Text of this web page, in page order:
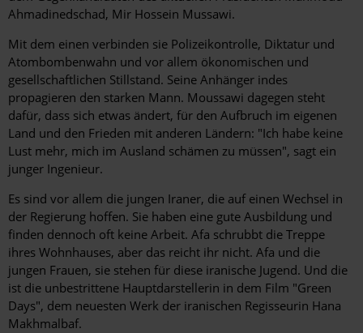
Ahmadinedschad, Mir Hossein Mussawi.
Mit dem einen verbinden sie Polizeikontrolle, Diktatur und
Atombombenwahn und vor allem ökonomischen und
gesellschaftlichen Stillstand. Seine Anhänger indes
propagieren den starken Mann. Moussawi dagegen steht
dafür, dass sich etwas ändert, für den Aufbruch im eigenen
Land und den Frieden mit anderen Ländern: "Ich habe keine
Lust mehr, mich im Ausland schämen zu müssen", sagt ein
junger Ingenieur.
Es sind vor allem die jungen Iraner, die auf einen Wechsel in
der Regierung hoffen. Sie haben eine gute Ausbildung und
finden dennoch oft keine Arbeit. Afa schrubbt die Treppe
ihres Wohnhauses, aber das reicht ihr nicht. Afa und die
jungen Frauen, sie stehen für diese iranische Jugend. Und die
ist die unbestrittene Hauptdarstellerin in dem Film "Green
Days", dem neuesten Werk der iranischen Regisseurin Hana
Makhmalbaf.